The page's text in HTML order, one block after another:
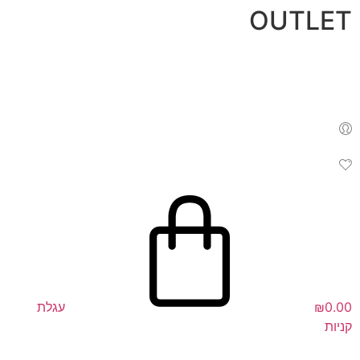
דלג
לתוכן
OUTLET
₪0.00
עגלת
קניות